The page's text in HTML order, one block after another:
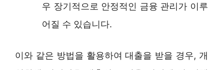
우 장기적으로 안정적인 금융 관리가 이루
어질 수 있습니다.
이와 같은 방법을 활용하여 대출을 받을 경우, 개